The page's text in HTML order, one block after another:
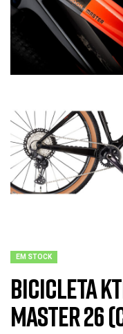
EM STOCK
Bicicleta
Master 26